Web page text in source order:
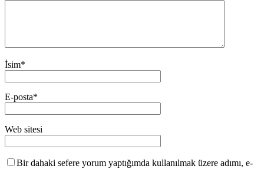
İsim*
E-posta*
Web sitesi
Bir dahaki sefere yorum yaptığımda kullanılmak üzere adımı, e-